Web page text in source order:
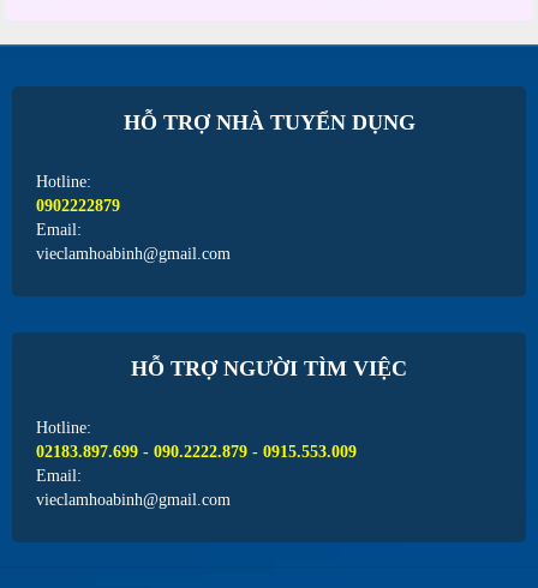
HỖ TRỢ NHÀ TUYỂN DỤNG
Hotline:
0902222879
Email:
vieclamhoabinh@gmail.com
HỖ TRỢ NGƯỜI TÌM VIỆC
Hotline:
02183.897.699 - 090.2222.879 - 0915.553.009
Email:
vieclamhoabinh@gmail.com